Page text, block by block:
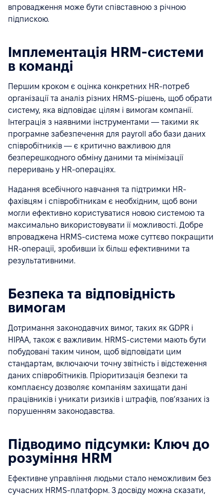
впровадження може бути співставною з річною
підпискою.
Імплементація HRM-системи
в команді
Першим кроком є оцінка конкретних HR-потреб
організації та аналіз різних HRMS-рішень, щоб обрати
систему, яка відповідає цілям і вимогам компанії.
Інтеграція з наявними інструментами — такими як
програмне забезпечення для payroll або бази даних
співробітників — є критично важливою для
безперешкодного обміну даними та мінімізації
переривань у HR-операціях.
Надання всебічного навчання та підтримки HR-
фахівцям і співробітникам є необхідним, щоб вони
могли ефективно користуватися новою системою та
максимально використовувати її можливості. Добре
впроваджена HRMS-система може суттєво покращити
HR-операції, зробивши їх більш ефективними та
результативними.
Безпека та відповідність
вимогам
Дотримання законодавчих вимог, таких як GDPR і
HIPAA, також є важливим. HRMS-системи мають бути
побудовані таким чином, щоб відповідати цим
стандартам, включаючи точну звітність і відстеження
даних співробітників. Пріоритизація безпеки та
комплаєнсу дозволяє компаніям захищати дані
працівників і уникати ризиків і штрафів, пов’язаних із
порушенням законодавства.
Підводимо підсумки: Ключ до
розуміння HRM
Ефективне управління людьми стало неможливим без
сучасних HRMS-платформ. З досвіду можна сказати,